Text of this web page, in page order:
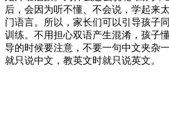
后，会因为听不懂、不会说，学起来
门语言。所以，家长们可以引导孩子
训练。不用担心双语产生混淆，孩子
导的时候要注意，不要一句中文夹杂
就只说中文，教英文时就只说英文。